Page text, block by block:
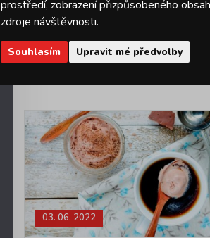
03. 06. 2022
prostředí, zobrazení přizpůsobeného
zdroje návštěvnosti.
Souhlasím Upravit mé předvolby